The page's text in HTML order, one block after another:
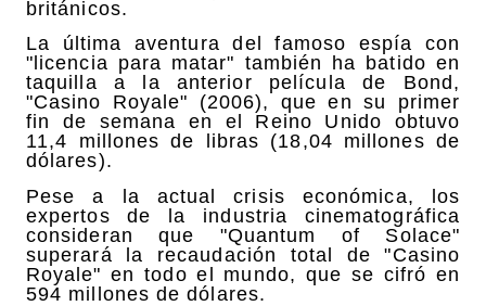
británicos.
La última aventura del famoso espía con
"licencia para matar" también ha batido en
taquilla a la anterior película de Bond,
"Casino Royale" (2006), que en su primer
fin de semana en el Reino Unido obtuvo
11,4 millones de libras (18,04 millones de
dólares).
Pese a la actual crisis económica, los
expertos de la industria cinematográfica
consideran que "Quantum of Solace"
superará la recaudación total de "Casino
Royale" en todo el mundo, que se cifró en
594 millones de dólares.